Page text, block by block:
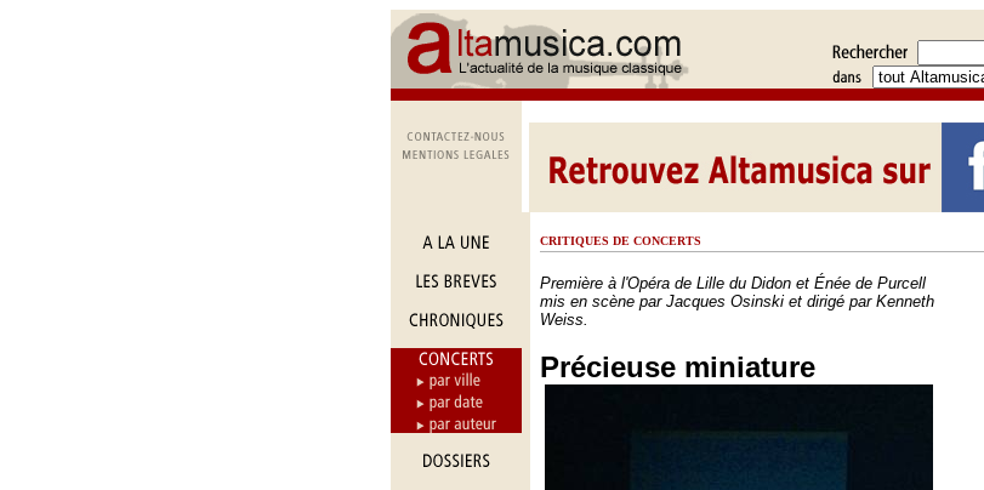
CRITIQUES DE CONCERTS
Première à l'Opéra de Lille du Didon et Énée de Purcell
mis en scène par Jacques Osinski et dirigé par Kenneth
Weiss.
Précieuse miniature